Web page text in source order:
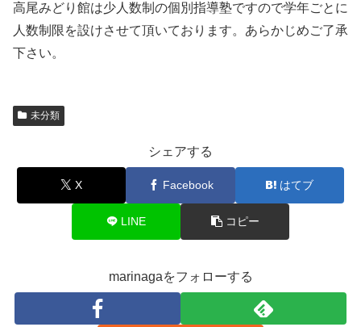
高尾みどり館は少人数制の個別指導塾ですので学年ごとに
人数制限を設けさせて頂いております。あらかじめご了承
下さい。
未分類
シェアする
X Facebook はてブ
LINE コピー
marinagaをフォローする